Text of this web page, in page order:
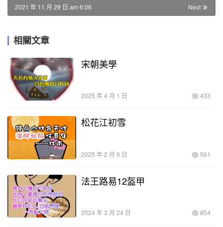
Next
2021 年 11 月 29 日 am 6:06
相關文章
宋朝美學
2025 年 4 月 1 日 433
松花江初雪
2025 年 2 月 9 日 561
法王路易12盔甲
2024 年 3 月 24 日 854